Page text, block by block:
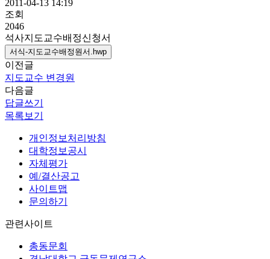
2011-04-13 14:19
조회
2046
석사지도교수배정신청서
서식-지도교수배정원서.hwp
이전글
지도교수 변경원
다음글
답글쓰기
목록보기
개인정보처리방침
대학정보공시
자체평가
예/결산공고
사이트맵
문의하기
관련사이트
총동문회